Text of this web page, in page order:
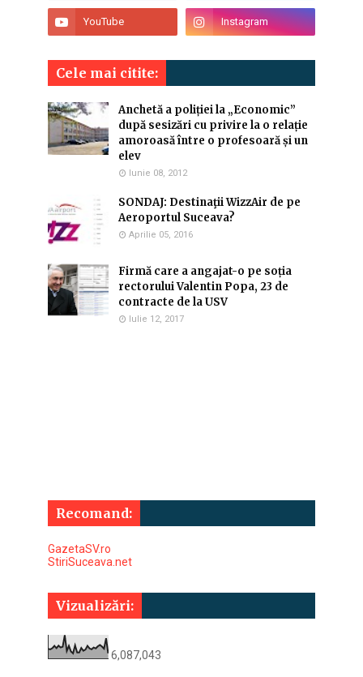
Cele mai citite:
Anchetă a poliției la „Economic”
după sesizări cu privire la o relație
amoroasă între o profesoară și un
elev
Iunie 08, 2012
SONDAJ: Destinaţii WizzAir de pe
Aeroportul Suceava?
Aprilie 05, 2016
Firmă care a angajat-o pe soția
rectorului Valentin Popa, 23 de
contracte de la USV
Iulie 12, 2017
Recomand:
GazetaSV.ro
StiriSuceava.net
Vizualizări:
6,087,043